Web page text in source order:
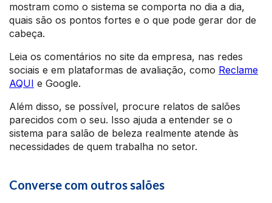
mostram como o sistema se comporta no dia a dia,
quais são os pontos fortes e o que pode gerar dor de
cabeça.
Leia os comentários no site da empresa, nas redes
sociais e em plataformas de avaliação, como Reclame
AQUI e Google.
Além disso, se possível, procure relatos de salões
parecidos com o seu. Isso ajuda a entender se o
sistema para salão de beleza realmente atende às
necessidades de quem trabalha no setor.
Converse com outros salões